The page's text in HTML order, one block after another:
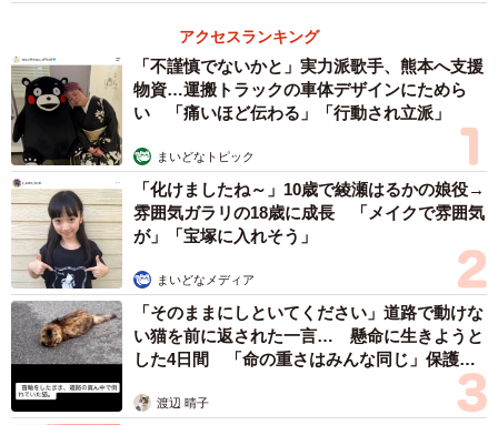
アクセスランキング
「不謹慎でないかと」実力派歌手、熊本へ支援
物資…運搬トラックの車体デザインにためら
い 「痛いほど伝わる」「行動され立派」
まいどなトピック
「化けましたね～」10歳で綾瀬はるかの娘役→
雰囲気ガラリの18歳に成長 「メイクで雰囲気
が」「宝塚に入れそう」
まいどなメディア
「そのままにしといてください」道路で動けな
い猫を前に返された一言… 懸命に生きようと
した4日間 「命の重さはみんな同じ」保護団
渡辺 晴子